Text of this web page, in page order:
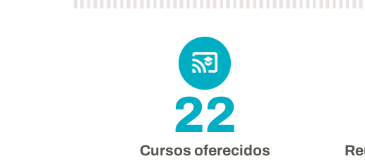
Cursos oferecidos
22